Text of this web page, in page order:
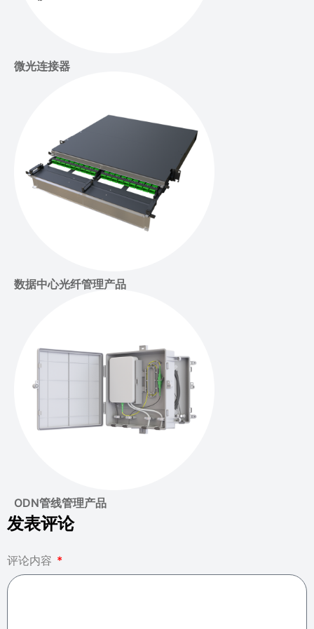
微光连接器
数据中心光纤管理产品
ODN管线管理产品
发表评论
评论内容